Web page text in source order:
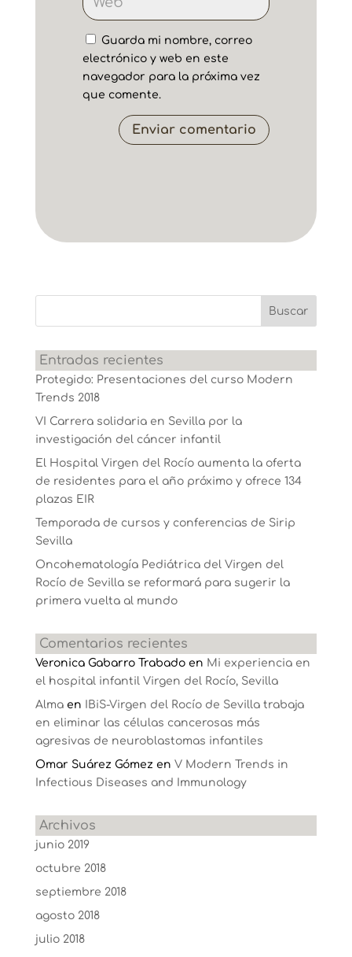
Guarda mi nombre, correo
electrónico y web en este
navegador para la próxima vez
que comente.
Entradas recientes
Protegido: Presentaciones del curso Modern
Trends 2018
VI Carrera solidaria en Sevilla por la
investigación del cáncer infantil
El Hospital Virgen del Rocío aumenta la oferta
de residentes para el año próximo y ofrece 134
plazas EIR
Temporada de cursos y conferencias de Sirip
Sevilla
Oncohematología Pediátrica del Virgen del
Rocío de Sevilla se reformará para sugerir la
primera vuelta al mundo
Comentarios recientes
Veronica Gabarro Trabadoen Mi experiencia en
el hospital infantil Virgen del Rocío, Sevilla
Almaen
IBiS-Virgen del Rocío de Sevilla trabaja
en eliminar las células cancerosas más
agresivas de neuroblastomas infantiles
Omar Suárez Gómez en V Modern Trends in
Infectious Diseases and Immunology
Archivos
junio 2019
octubre 2018
septiembre 2018
agosto 2018
julio 2018